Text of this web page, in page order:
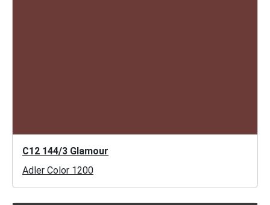
C12 144/3 Glamour
Adler Color 1200